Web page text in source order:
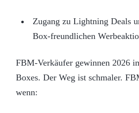
Zugang zu Lightning Deals
Box-freundlichen
FBM-Verkäufer gewinnen 2026
Boxes. Der Weg ist schmaler.
wenn: